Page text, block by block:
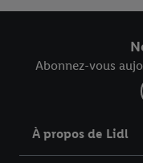
Abonnez-vous
À propos de Lidl